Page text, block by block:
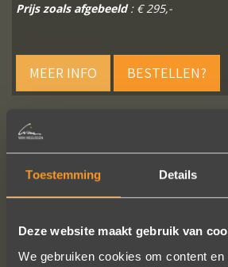
Toestemming Details
Deze website maakt gebruik van
We gebruiken cookies om content
Prijs zoals afgebeeld: € 295,-
MEER INFO BESTELLEN?
VOLG ONS OP